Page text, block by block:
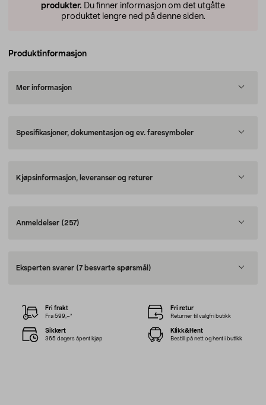
produkter. Du finner informasjon om det utgåtte
produktet lengre ned på denne siden.
Produktinformasjon
Mer informasjon
Spesifikasjoner, dokumentasjon og ev. faresymboler
Kjøpsinformasjon, leveranser og returer
Anmeldelser (257)
Eksperten svarer (7 besvarte spørsmål)
Fri frakt
Fra 599,–*
Fri retur
Returner til valgfri butikk
Sikkert
365 dagers åpent kjøp
Klikk&Hent
Bestill på nett og hent i butikk